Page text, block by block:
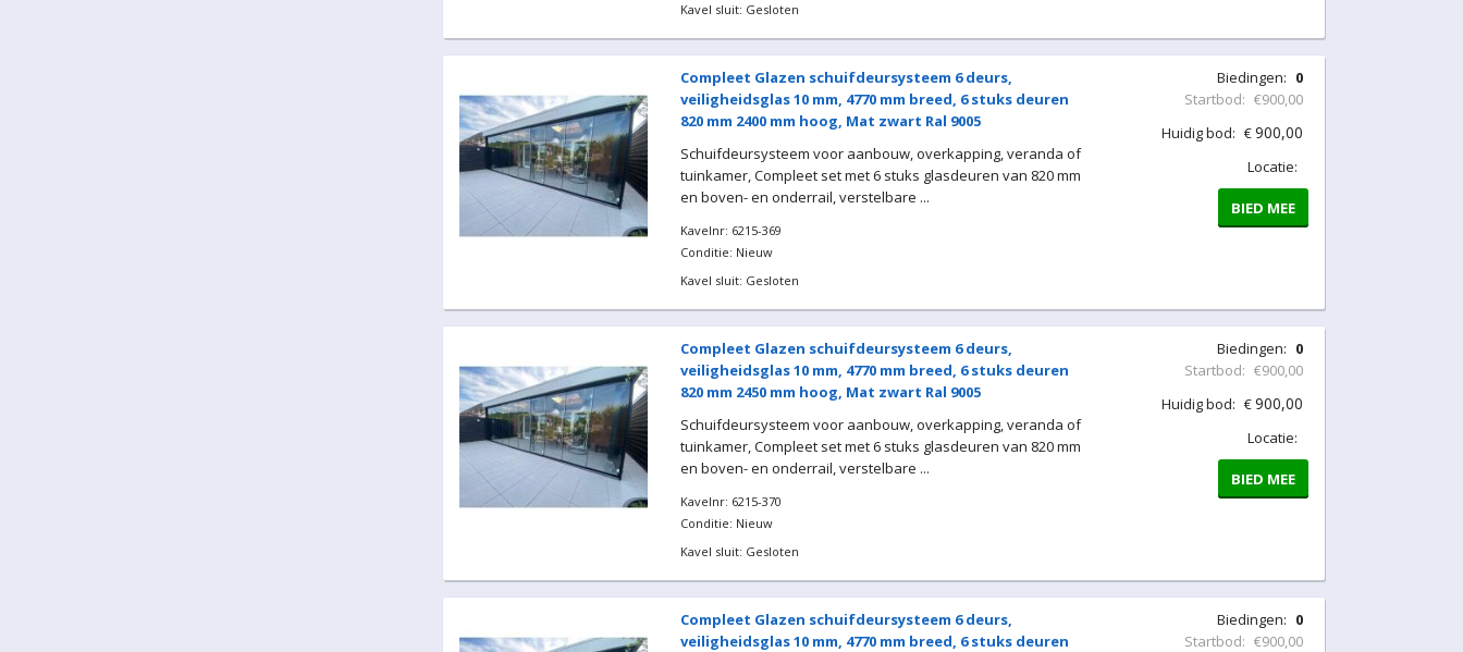
Kavel sluit: Gesloten
Compleet Glazen schuifdeursysteem 6 deurs,
veiligheidsglas 10 mm, 4770 mm breed, 6 stuks deuren
820 mm 2400 mm hoog, Mat zwart Ral 9005
Schuifdeursysteem voor aanbouw, overkapping, veranda of
tuinkamer, Compleet set met 6 stuks glasdeuren van 820 mm
en boven- en onderrail, verstelbare ...
Kavelnr: 6215-369
Conditie: Nieuw
Kavel sluit: Gesloten
Biedingen: 0
Startbod: €900,00
Huidig bod: €900,00
Locatie:
BIED MEE
Compleet Glazen schuifdeursysteem 6 deurs,
veiligheidsglas 10 mm, 4770 mm breed, 6 stuks deuren
820 mm 2450 mm hoog, Mat zwart Ral 9005
Schuifdeursysteem voor aanbouw, overkapping, veranda of
tuinkamer, Compleet set met 6 stuks glasdeuren van 820 mm
en boven- en onderrail, verstelbare ...
Kavelnr: 6215-370
Conditie: Nieuw
Kavel sluit: Gesloten
Biedingen: 0
Startbod: €900,00
Huidig bod: €900,00
Locatie:
BIED MEE
Compleet Glazen schuifdeursysteem 6 deurs,
veiligheidsglas 10 mm, 4770 mm breed, 6 stuks deuren
Biedingen: 0
Startbod: €900,00